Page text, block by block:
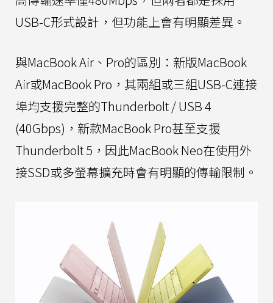
USB-C形式設計，但功能上會有明顯差異。
與MacBook Air、Pro的區別：新版MacBook
Air或MacBook Pro，其兩組或三組USB-C連接
埠均支援完整的Thunderbolt / USB 4
(40Gbps)，新款MacBook Pro甚至支援
Thunderbolt 5，因此MacBook Neo在使用外
接SSD或多螢幕擴充時會有明顯的傳輸限制。